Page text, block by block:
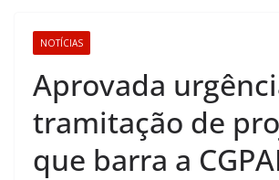
NOTÍCIAS
Aprovada
tramitação de
que barra a